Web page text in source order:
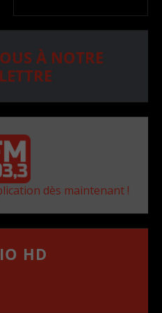
À NOTRE
dès maintenant !
HD